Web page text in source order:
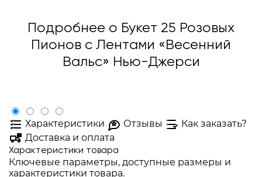
Подробнее о Букет 25 Розовых
Пионов с Лентами «Весенний
Вальс» Нью-Джерси
Характеристики Отзывы
Как заказать?
Доставка и оплата
Характеристики товара
Ключевые параметры, доступные размеры и
характеристики товара.